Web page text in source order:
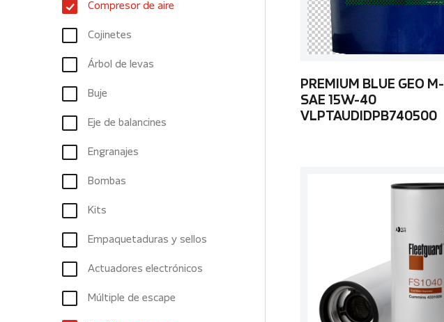
Compresor de aire
Cojinetes
Árbol de levas
Buje
Eje de balancines
Engranajes
Bombas
Kits
Empaquetaduras y sellos
Actuadores electrónicos
Múltiple de escape
PREMIUM BLUE GEO
SAE 15W-40
VLPTAUDIDPB740500